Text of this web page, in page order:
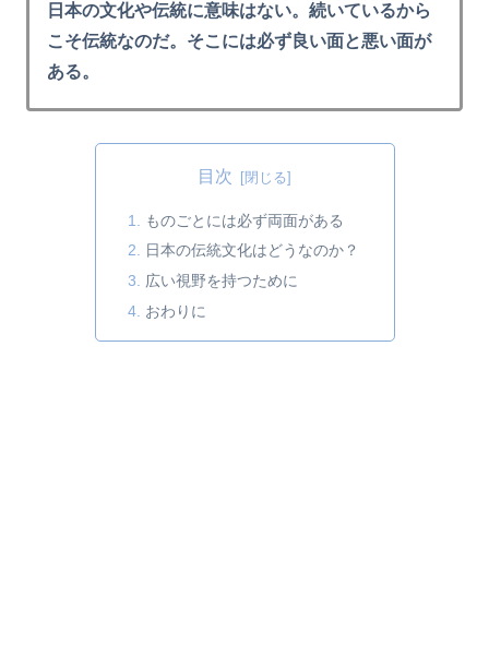
日本の文化や伝統に意味はない。続いているから
こそ伝統なのだ。そこには必ず良い面と悪い面が
ある。
目次
ものごとには必ず両面がある
日本の伝統文化はどうなのか？
広い視野を持つために
おわりに